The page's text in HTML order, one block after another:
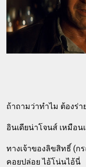
ถ้าถามว่าทำไม ต้องร่า
อินเดียน่าโจนส์ เหมือ
ทางเจ้าของลิขสิทธิ์ (ก
คอยปล่อย ไอ้โน่นไอ้นี่